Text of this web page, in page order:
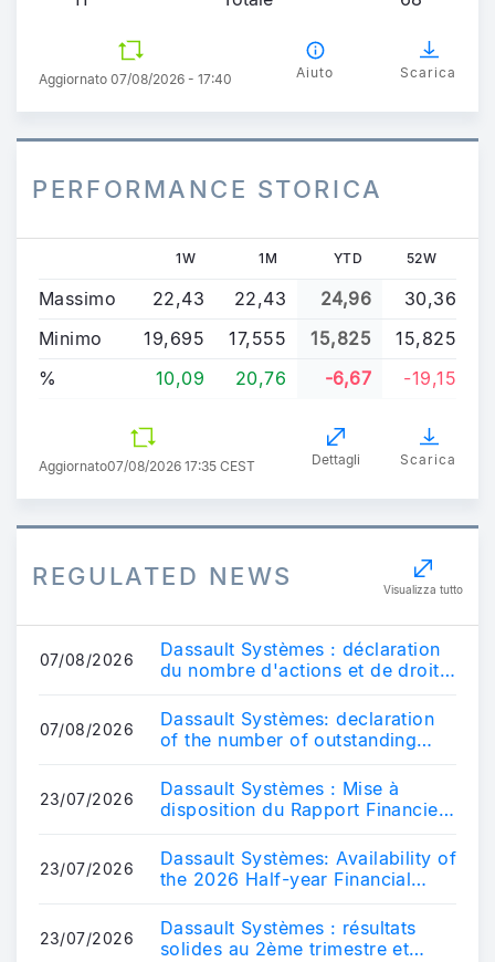
Aggiornato 07/08/2026 - 17:40 Aiuto Scarica
PERFORMANCE STORICA
1W 1M YTD 52W
Massimo 22,43 22,43 24,96
30,36
Minimo
19,695 17,555 15,825
15,825
%
10,09 20,76 -6,67 -19,15
Aggiornato07/08/2026 17:35 CEST Dettagli Scarica
REGULATED NEWS Visualizza tutto
07/08/2026
Dassault Systèmes : déclaration
du nombre d'actions et de droits
07/08/2026
Dassault Systèmes: declaration
of the number of outstanding
July 3...
23/07/2026
Dassault Systèmes : Mise à
disposition du Rapport Financier
23/07/2026
Dassault Systèmes: Availability of
the 2026 Half-year Financial
23/07/2026
Dassault Systèmes : résultats
solides au 2ème trimestre et